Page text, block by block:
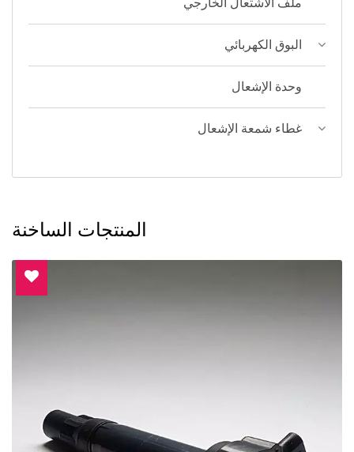
ملف الاشتعال الخارجي
البوق الكهربائي
وحدة الإشعال
غطاء شمعة الإشعال
المنتجات الساخنة